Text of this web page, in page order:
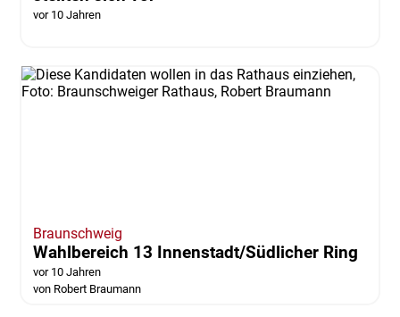
vor 10 Jahren
Braunschweig
Wahlbereich 13 Innenstadt/Südlicher Ring
vor 10 Jahren
von Robert Braumann